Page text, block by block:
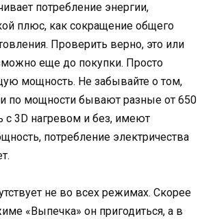
потребление энергии,
плюс, как сокращение общего
Проверить верно, это или
еще до покупки. Просто
мощность. Не забывайте о том,
по мощности бывают разные от 650
с 3D нагревом и без, имеют
потребление электричества
не во всех режимах. Скорее
«Выпечка» он пригодиться, а в